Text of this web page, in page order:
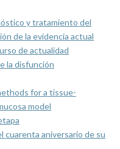
y tratamiento del
de la evidencia actual
de actualidad
la disfunción
for a tissue-
model
cuarenta aniversario de su